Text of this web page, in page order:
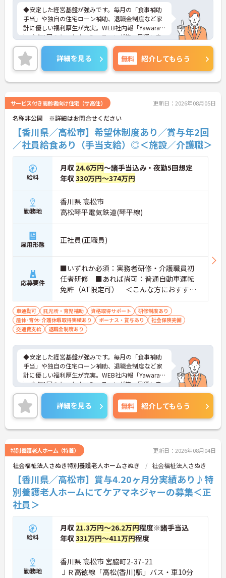
◆安定した経営基盤が強みです。毎月の「食事補助
手当」や独自の住宅ローン補助、退職金制度など家
計に優しい福利厚生が充実。WEB社内報「Yawarag
i」や年1回のキックオフミーティング等、風通し良
く温かいコミュニケーションを育む環境が整ってい
ます。
◆若手～中高年まで幅広い年代が活躍中！短時間正
社員制度などライフスタイルに合わせた柔軟な働き
方が可能です。産休・育休の取得を推進しており、
付金＋（プラス）」をご用意。子育て世代のキャリ
アを強力に支援します。
◆働きながら成長！資格取得を最大10万円補助 多職
種連携で専門知識が磨けるチームケア実践 頑張りや
スキルが給与・役職にしっかり反映。 明確なキャリ
アパス制度が整っている環境で、 目標を持って長く
活躍できます！
詳細を見る 無料 紹介してもらう
サービス付き高齢者向け住宅（サ高住） 更新日：2026年08月05日
名称非公開 ※詳細はお問合せください
【香川県／高松市】希望休制度あり／賞与年2回
／社員給食あり（手当支給）◎＜施設／介護職＞
給料
月収 24.6万円～諸手当込み・夜勤5回想定
年収330万円～374万円
勤務地
香川県 高松市
高松琴平電気鉄道(琴平線)
雇用形態 正社員(正職員)
応募要件
■いずれか必須：実務者研修・介護職員初
任者研修 ■あれば尚可：普通自動車運転
免許（AT限定可） ＜こんな方におすすめ
＞ワークライフバランスを大切にしたいと
お考えの方、入居者様それぞれに合わせ
た、温かいケアを提供したい方、これまで
の介護分野でのご経験を有効に活用したい
方
車通勤可 託児所・育児補助 資格取得サポート
研修制度あり
産休･育休･介護休暇取得実績あり
ボーナス・賞与あり
社会保険完備
交通費支給
退職金制度あり
◆安定した経営基盤が強みです。毎月の「食事補助
手当」や独自の住宅ローン補助、退職金制度など家
計に優しい福利厚生が充実。WEB社内報「Yawarag
i」や年1回のキックオフミーティング等、風通し良
く温かいコミュニケーションを育む環境が整ってい
ます。
◆若手～中高年まで幅広い年代が活躍中！短時間正
社員制度などライフスタイルに合わせた柔軟な働き
方が可能です。産休・育休の取得を推進しており、
付金＋（プラス）」をご用意。子育て世代のキャリ
アを強力に支援します。
◆働きながら成長！資格取得を最大10万円補助 多職
種連携で専門知識が磨けるチームケア実践 頑張りや
スキルが給与・役職にしっかり反映。 明確なキャリ
アパス制度が整っている環境で、 目標を持って長く
活躍できます！
詳細を見る 無料 紹介してもらう
特別養護老人ホーム（特養） 更新日：2026年08月04日
社会福祉法人さぬき特別養護老人ホームさぬき 社会福祉法人さぬき
【香川県／高松市】賞与4.20ヶ月分実績あり♪特
別養護老人ホームにてケアマネジャーの募集＜正
社員＞
給料
月収 21.3万円～26.2万円程度※諸手当込
年収331万円～411万円程度
勤務地
香川県 高松市 宮脇町2-37-21
ＪＲ高徳線「高松(香川)駅」バス・車10分